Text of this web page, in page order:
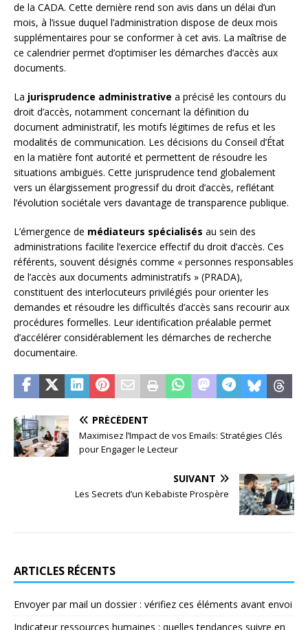
de la CADA. Cette dernière rend son avis dans un délai d’un
mois, à l’issue duquel l’administration dispose de deux mois
supplémentaires pour se conformer à cet avis. La maîtrise de
ce calendrier permet d’optimiser les démarches d’accès aux
documents.
La jurisprudence administrative a précisé les contours du
droit d’accès, notamment concernant la définition du
document administratif, les motifs légitimes de refus et les
modalités de communication. Les décisions du Conseil d’État
en la matière font autorité et permettent de résoudre les
situations ambiguës. Cette jurisprudence tend globalement
vers un élargissement progressif du droit d’accès, reflétant
l’évolution sociétale vers davantage de transparence publique.
L’émergence de médiateurs spécialisés au sein des
administrations facilite l’exercice effectif du droit d’accès. Ces
référents, souvent désignés comme « personnes responsables
de l’accès aux documents administratifs » (PRADA),
constituent des interlocuteurs privilégiés pour orienter les
demandes et résoudre les difficultés d’accès sans recourir aux
procédures formelles. Leur identification préalable permet
d’accélérer considérablement les démarches de recherche
documentaire.
PRÉCÉDENT
Maximisez l’Impact de vos Emails: Stratégies Clés
pour Engager le Lecteur
SUIVANT
Les Secrets d’un Kebabiste Prospère
ARTICLES RÉCENTS
Envoyer par mail un dossier : vérifiez ces éléments avant envoi
Indicateur ressources humaines : quelles tendances suivre en